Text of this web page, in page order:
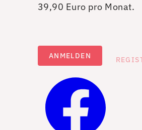
39,90 Euro pro Monat.
ANMELDEN